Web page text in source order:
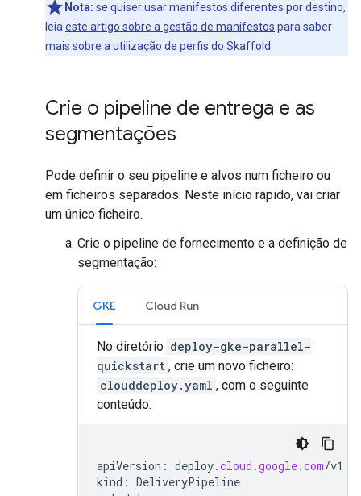
Nota: se quiser usar manifestos diferentes por destino,
leia este artigo sobre a gestão de manifestos para saber
mais sobre a utilização de perfis do Skaffold.
Crie o pipeline de entrega e as
segmentações
Pode definir o seu pipeline e alvos num ficheiro ou
em ficheiros separados. Neste início rápido, vai criar
um único ficheiro.
Crie o pipeline de fornecimento e a definição de
segmentação:
GKE Cloud Run
No diretório deploy-gke-parallel-
quickstart , crie um novo ficheiro:
clouddeploy.yaml , com o seguinte
conteúdo:
apiVersion : deploy.cloud .google.com/v1
kind : DeliveryPipeline